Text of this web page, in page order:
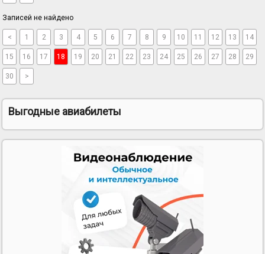
Записей не найдено
< 1 2 3 4 5 6 7 8 9 10 11 12 13 14
15 16 17 18 19 20 21 22 23 24 25 26 27 28 29
30 >
Выгодные авиабилеты